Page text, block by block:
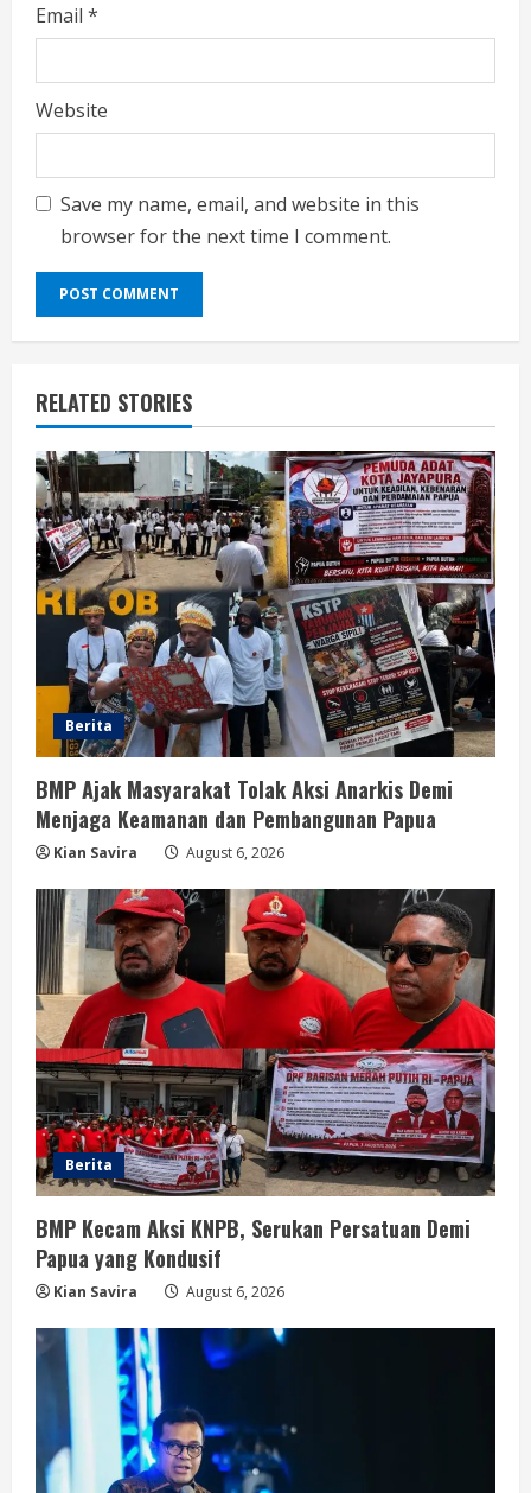
Email *
Website
Save my name, email, and website in this
browser for the next time I comment.
RELATED STORIES
Berita
BMP Ajak Masyarakat Tolak Aksi Anarkis Demi
Menjaga Keamanan dan Pembangunan Papua
Kian Savira August 6, 2026
Berita
BMP Kecam Aksi KNPB, Serukan Persatuan Demi
Papua yang Kondusif
Kian Savira August 6, 2026